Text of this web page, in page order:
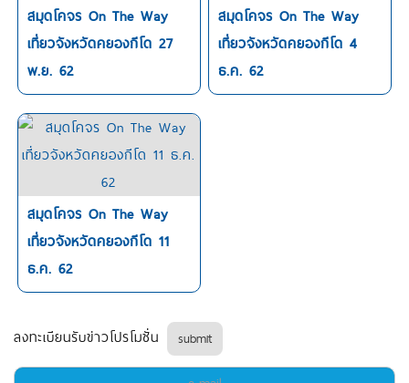
สมุดโคจร On The Way
เที่ยวจังหวัดคยองกีโด 27
พ.ย. 62
สมุดโคจร On The Way
เที่ยวจังหวัดคยองกีโด 4
ธ.ค. 62
สมุดโคจร On The Way
เที่ยวจังหวัดคยองกีโด 11
ธ.ค. 62
ลงทะเบียนรับข่าวโปรโมชั่น submit